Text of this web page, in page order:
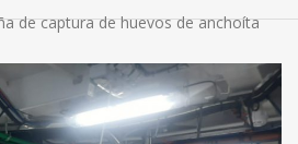
de captura de huevos de anchoíta